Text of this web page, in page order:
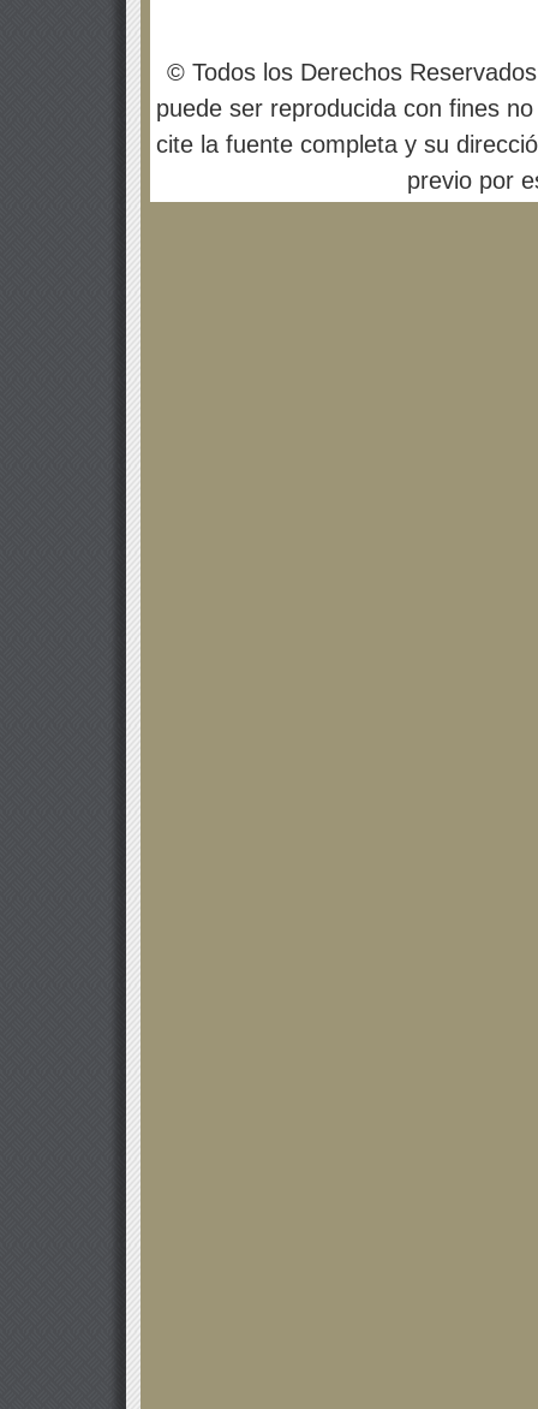
© Todos los Derechos
puede ser reproducida con fines
cite la fuente completa y su
previo por